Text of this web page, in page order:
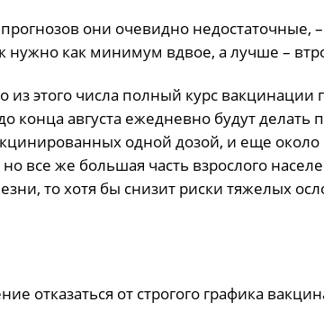
они очевидно недостаточные, –
нужно как минимум вдвое, а лучше –
из этого числа полный курс
конца августа ежедневно будут делать
одной дозой, и еще около
все же большая часть взрослого
то хотя бы снизит риски тяжелых
отказаться от строгого графика